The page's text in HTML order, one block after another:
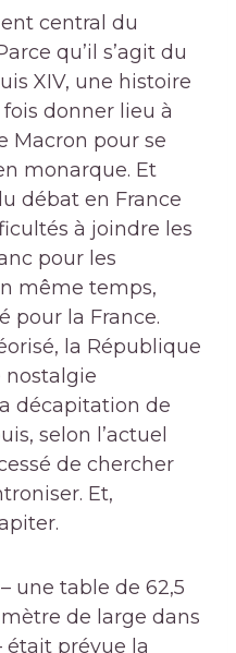
central du
qu’il s’agit du
XIV, une histoire
donner lieu à
Macron pour se
monarque. Et
débat en France
à joindre les
pour les
même temps,
pour la France.
la République
nostalgie
décapitation de
selon l’actuel
de chercher
Et,
une table de 62,5
de large dans
était prévue la